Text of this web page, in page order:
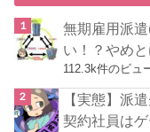
無期雇用派
い！？やめ
112.3k件のビュ
【実態】派
契約社員は